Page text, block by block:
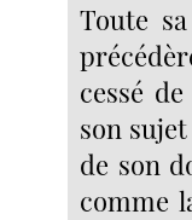
Toute
cessé
son
de son
comme